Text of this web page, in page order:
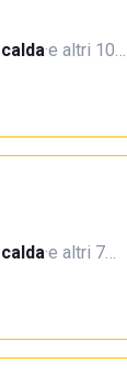
·e altri 10…
·e altri 7…